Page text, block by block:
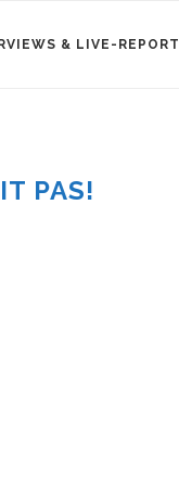
& LIVE-REPORT
PAS!